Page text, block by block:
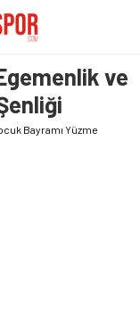
ve
Bayramı Yüzme